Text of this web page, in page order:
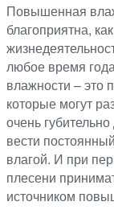
Повышенная
благоприятна,
любое время
влажности – это
которые могут
очень
вести
влагой. И при
плесени
источником